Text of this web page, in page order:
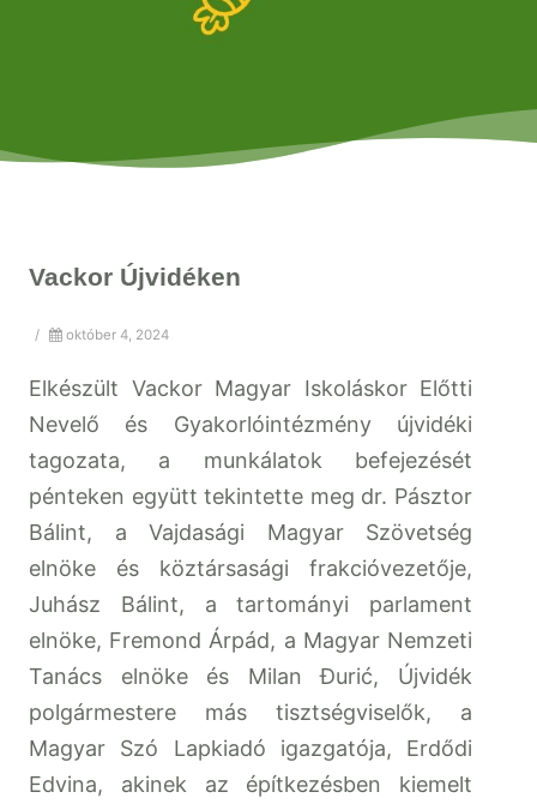
Vackor Újvidéken
/ október 4, 2024
Elkészült Vackor Magyar Iskoláskor Előtti
Nevelő és Gyakorlóintézmény újvidéki
tagozata, a munkálatok befejezését
pénteken együtt tekintette meg dr. Pásztor
Bálint, a Vajdasági Magyar Szövetség
elnöke és köztársasági frakcióvezetője,
Juhász Bálint, a tartományi parlament
elnöke, Fremond Árpád, a Magyar Nemzeti
Tanács elnöke és Milan Đurić, Újvidék
polgármestere más tisztségviselők, a
Magyar Szó Lapkiadó igazgatója, Erdődi
Edvina, akinek az építkezésben kiemelt